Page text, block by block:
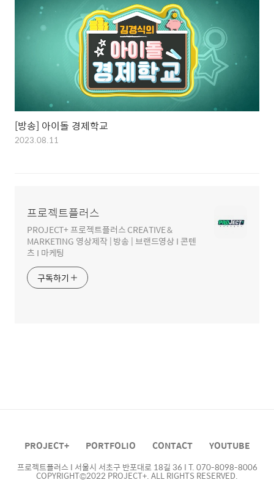
[방송] 아이돌 경제학교
2023.08.11
프로젝트플러스
PROJECT+ 프로젝트플러스 CREATIVE &
MARKETING 영상제작 | 방송 | 브랜드영상 I 콘텐
츠 I 마케팅
구독하기
PROJECT+ PORTFOLIO CONTACT YOUTUBE
프로젝트플러스 I 서울시 서초구 반포대로 18길 36 I T. 070-8098-8006
COPYRIGHT©2022 PROJECT+. ALL RIGHTS RESERVED.